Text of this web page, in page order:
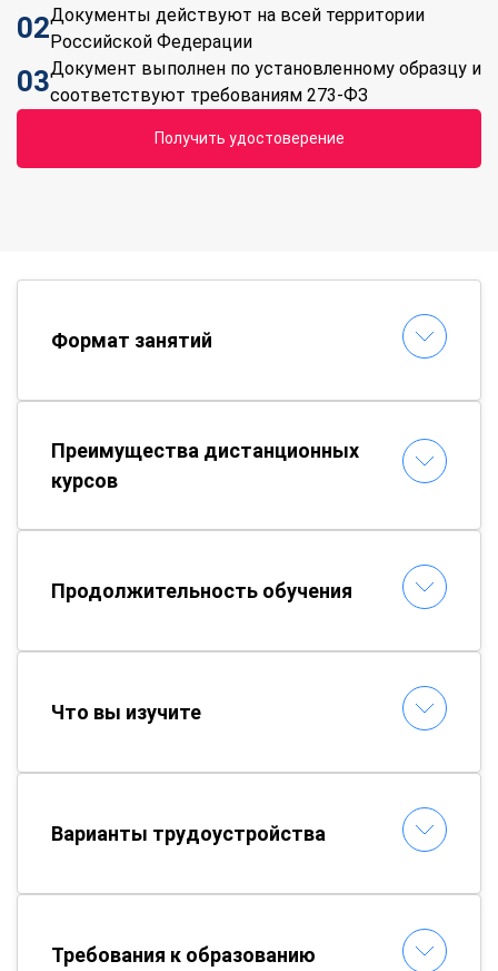
02Документы действуют на всей территории
Российской Федерации
03Документ выполнен по установленному образцу и
соответствуют требованиям 273-ФЗ
Получить удостоверение
Формат занятий
Преимущества дистанционных
курсов
Продолжительность обучения
Что вы изучите
Варианты трудоустройства
Требования к образованию